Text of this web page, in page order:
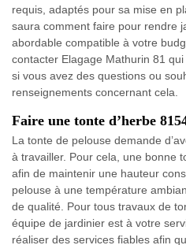
requis, adaptés pour sa mise en
saura comment faire pour rendre
abordable compatible à votre
contacter Elagage Mathurin 81
si vous avez des questions ou
renseignements concernant cela.
Faire une tonte d’herbe
La tonte de pelouse demande
à travailler. Pour cela, une bonne
afin de maintenir une hauteur
pelouse à une température
de qualité. Pour tous travaux de
équipe de jardinier est à votre
réaliser des services fiables afin